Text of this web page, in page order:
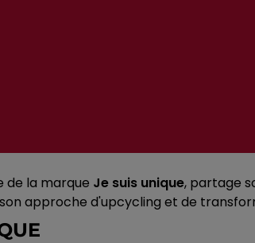
de la marque Je suis unique, partage
approche d'upcycling et de